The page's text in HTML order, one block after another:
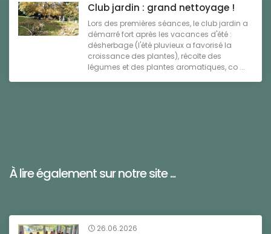
Club jardin : grand nettoyage !
Lors des premières séances, le club jardin a
démarré fort après les vacances d'été :
désherbage (l'été pluvieux a favorisé la
croissance des plantes), récolte des
légumes et des plantes aromatiques, co ...
À lire également sur notre site ...
26.06.2026